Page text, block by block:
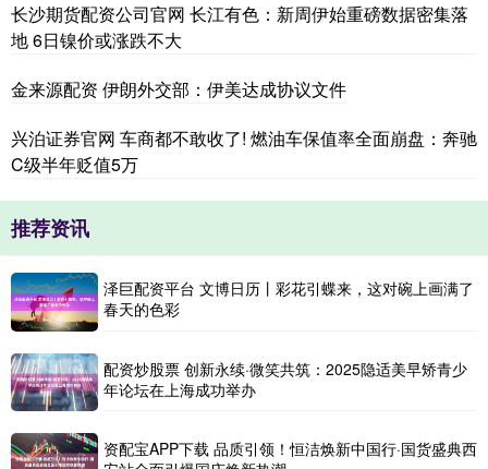
长沙期货配资公司官网 长江有色：新周伊始重磅数据密集落
地 6日镍价或涨跌不大
金来源配资 伊朗外交部：伊美达成协议文件
兴泊证券官网 车商都不敢收了! 燃油车保值率全面崩盘：奔驰
C级半年贬值5万
推荐资讯
泽巨配资平台 文博日历丨彩花引蝶来，这对碗上画满了
春天的色彩
配资炒股票 创新永续·微笑共筑：2025隐适美早矫青少
年论坛在上海成功举办
资配宝APP下载 品质引领！恒洁焕新中国行·国货盛典西